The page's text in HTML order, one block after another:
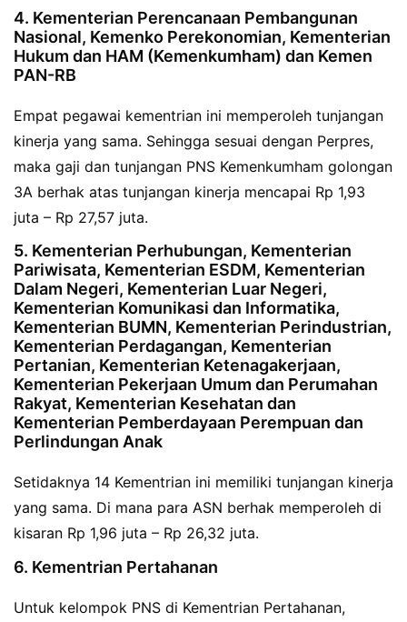
4. Kementerian Perencanaan Pembangunan
Nasional, Kemenko Perekonomian, Kementerian
Hukum dan HAM (Kemenkumham) dan Kemen
PAN-RB
Empat pegawai kementrian ini memperoleh tunjangan
kinerja yang sama. Sehingga sesuai dengan Perpres,
maka gaji dan tunjangan PNS Kemenkumham golongan
3A berhak atas tunjangan kinerja mencapai Rp 1,93
juta – Rp 27,57 juta.
5. Kementerian Perhubungan, Kementerian
Pariwisata, Kementerian ESDM, Kementerian
Dalam Negeri, Kementerian Luar Negeri,
Kementerian Komunikasi dan Informatika,
Kementerian BUMN, Kementerian Perindustrian,
Kementerian Perdagangan, Kementerian
Pertanian, Kementerian Ketenagakerjaan,
Kementerian Pekerjaan Umum dan Perumahan
Rakyat, Kementerian Kesehatan dan
Kementerian Pemberdayaan Perempuan dan
Perlindungan Anak
Setidaknya 14 Kementrian ini memiliki tunjangan kinerja
yang sama. Di mana para ASN berhak memperoleh di
kisaran Rp 1,96 juta – Rp 26,32 juta.
6. Kementrian Pertahanan
Untuk kelompok PNS di Kementrian Pertahanan,